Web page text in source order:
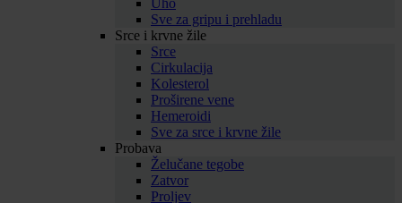
Uho
Sve za gripu i prehladu
Srce i krvne žile
Srce
Cirkulacija
Kolesterol
Proširene vene
Hemeroidi
Sve za srce i krvne žile
Probava
Želučane tegobe
Zatvor
Proljev